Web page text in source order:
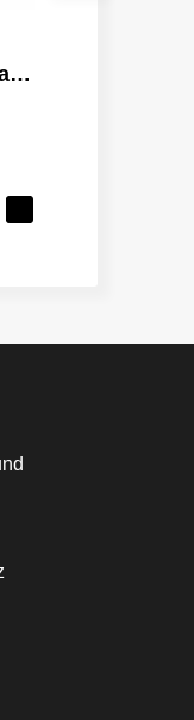
AMANTA - Dokumententasche